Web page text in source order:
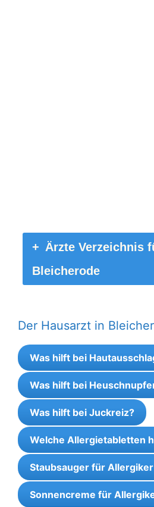
Ärzte Verzeichnis
Bleicherode
Der Hausarzt in
Was hilft bei
Was hilft bei
Was hilft bei Juckreiz?
Welche Allergietabletten
Staubsauger für Allergiker
Sonnencreme für